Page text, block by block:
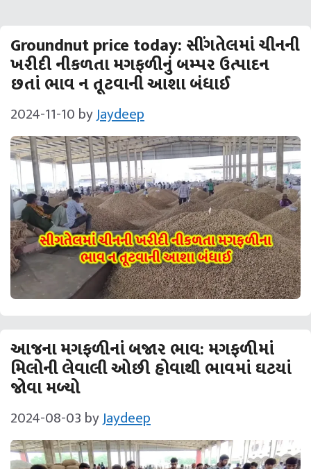
Groundnut price today: સીંગતેલમાં ચીનની
ખરીદી નીકળતા મગફળીનું બમ્પર ઉત્પાદન
છતાં ભાવ ન તૂટવાની આશા બંધાઈ
2024-11-10 byJaydeep
આજના મગફળીનાં બજાર ભાવ: મગફળીમાં
મિલોની લેવાલી ઓછી હોવાથી ભાવમાં ઘટયાં
જોવા મળ્યો
2024-08-03 byJaydeep